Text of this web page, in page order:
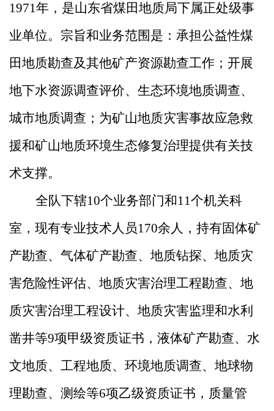
1971年，是山东省煤田地质局下属正处级事
业单位。宗旨和业务范围是：承担公益性煤
田地质勘查及其他矿产资源勘查工作；开展
地下水资源调查评价、生态环境地质调查、
城市地质调查；为矿山地质灾害事故应急救
援和矿山地质环境生态修复治理提供有关技
术支撑。
全队下辖10个业务部门和11个机关科
室，现有专业技术人员170余人，持有固体矿
产勘查、气体矿产勘查、地质钻探、地质灾
害危险性评估、地质灾害治理工程勘查、地
质灾害治理工程设计、地质灾害监理和水利
凿井等9项甲级资质证书，液体矿产勘查、水
文地质、工程地质、环境地质调查、地球物
理勘查、测绘等6项乙级资质证书，质量管